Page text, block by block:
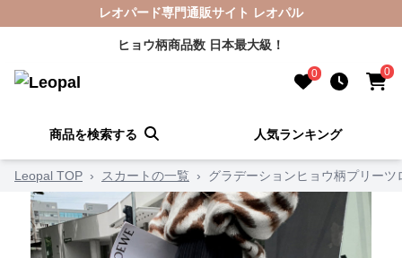
レオパード専門通販サイト レオパル
ヒョウ柄商品数 日本最大級！
0 0
商品を検索する 人気ランキング
Leopal TOP › スカートの一覧 › グラデーションヒョウ柄プリーツ